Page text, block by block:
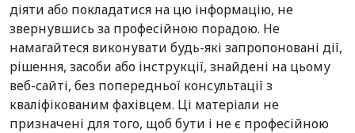
діяти або покладатися на цю інформацію, не
звернувшись за професійною порадою. Не
намагайтеся виконувати будь-які запропоновані дії,
рішення, засоби або інструкції, знайдені на цьому
веб-сайті, без попередньої консультації з
кваліфікованим фахівцем. Ці матеріали не
призначені для того, щоб бути і не є професійною